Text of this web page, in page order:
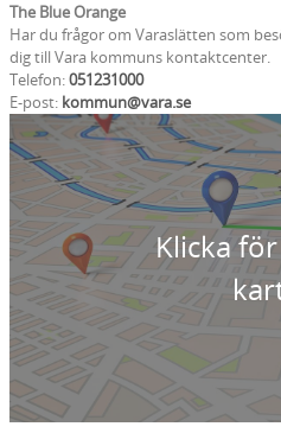
The Blue Orange
Har du frågor om Varaslätten som
dig till Vara kommuns kontaktcenter.
Telefon:051231000
E-post: kommun@vara.se
Klicka